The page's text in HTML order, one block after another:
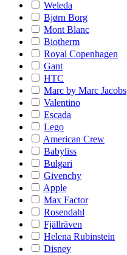
Weleda
Bjørn Borg
Mont Blanc
Biotherm
Royal Copenhagen
Gant
HTC
Marc by Marc Jacobs
Valentino
Escada
Lego
American Crew
Babyliss
Bulgari
Givenchy
Apple
Max Factor
Rosendahl
Fjällräven
Helena Rubinstein
Disney